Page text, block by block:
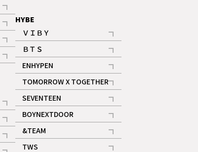
HYBE
ＶＩＢＹ
記事
ＢＴＳ
記事
ENHYPEN
記事
TOMORROW X TOGETHER
記事
ギャラリー
SEVENTEEN
記事
BOYNEXTDOOR
記事
&TEAM
記事
TWS